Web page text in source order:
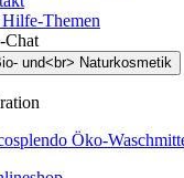
Themen
Chat
Öko-